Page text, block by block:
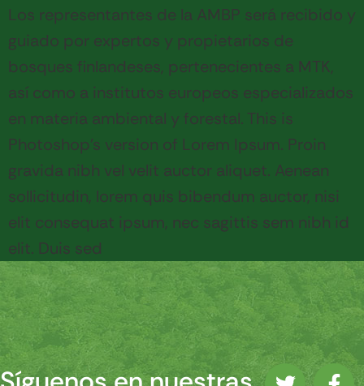
Los representantes de la AMBP será recibido y
guiado por expertos y propietarios de
bosques finlandeses, pertenecientes a MTK,
así como a institutos europeos especializados
en materia ambiental y forestal. This is
Photoshop’s version of Lorem Ipsum. Proin
gravida nibh vel velit auctor aliquet. Aenean
sollicitudin, lorem quis bibendum auctor, nisi
elit consequat ipsum, nec sagittis sem nibh id
elit. Duis sed